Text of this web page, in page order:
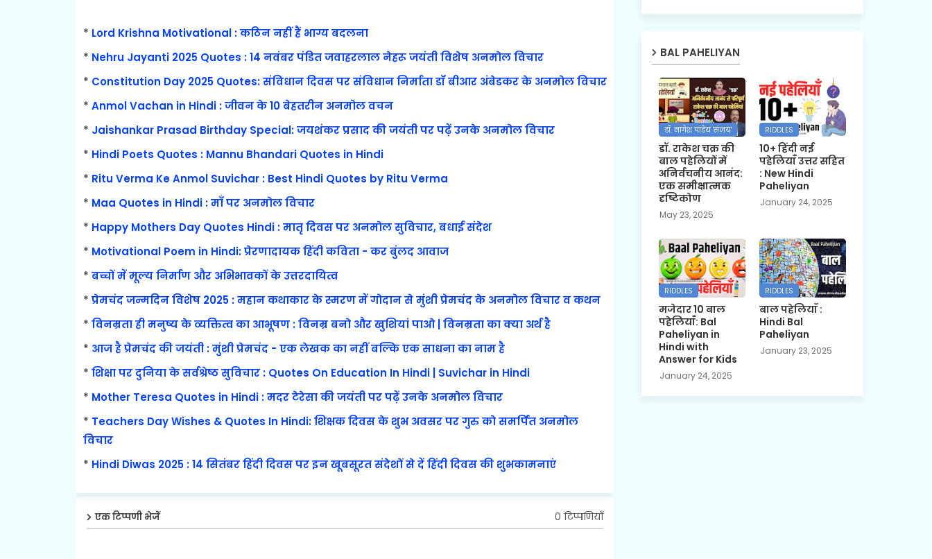
* Lord Krishna Motivational : कठिन नहीं हैं भाग्य बदलना
* Nehru Jayanti 2025 Quotes : 14 नवंबर पंडित जवाहरलाल नेहरू जयंती विशेष अनमोल विचार
* Constitution Day 2025 Quotes: संविधान दिवस पर संविधान निर्माता डॉ बीआर अंबेडकर के अनमोल विचार
* Anmol Vachan in Hindi : जीवन के 10 बेहतरीन अनमोल वचन
* Jaishankar Prasad Birthday Special: जयशंकर प्रसाद की जयंती पर पढ़ें उनके अनमोल विचार
* Hindi Poets Quotes : Mannu Bhandari Quotes in Hindi
* Ritu Verma Ke Anmol Suvichar : Best Hindi Quotes by Ritu Verma
* Maa Quotes in Hindi : माँ पर अनमोल विचार
* Happy Mothers Day Quotes Hindi : मातृ दिवस पर अनमोल सुविचार, बधाई संदेश
* Motivational Poem in Hindi: प्रेरणादायक हिंदी कविता - कर बुंलद आवाज
* बच्चों में मूल्य निर्माण और अभिभावकों के उत्तरदायित्व
* प्रेमचंद जन्मदिन विशेष 2025 : महान कथाकार के स्मरण में गोदान से मुंशी प्रेमचंद के अनमोल विचार व कथन
* विनम्रता ही मनुष्य के व्यक्तित्व का आभूषण : विनम्र बनो और खुशियां पाओ | विनम्रता का क्या अर्थ है
* आज है प्रेमचंद की जयंती : मुंशी प्रेमचंद - एक लेखक का नहीं बल्कि एक साधना का नाम है
* शिक्षा पर दुनिया के सर्वश्रेष्ठ सुविचार : Quotes On Education In Hindi | Suvichar in Hindi
* Mother Teresa Quotes in Hindi : मदर टेरेसा की जयंती पर पढ़ें उनके अनमोल विचार
* Teachers Day Wishes & Quotes In Hindi: शिक्षक दिवस के शुभ अवसर पर गुरु को समर्पित अनमोल
विचार
* Hindi Diwas 2025 : 14 सितंबर हिंदी दिवस पर इन खूबसूरत संदेशों से दें हिंदी दिवस की शुभकामनाएं
एक टिप्पणी भेजें 0 टिप्पणियाँ
BAL PAHELIYAN
डॉ. नागेश पांडेय 'संजय'
डॉ. राकेश चक्र की
बाल पहेलियों में
अनिर्वचनीय आनंद:
एक समीक्षात्मक
दृष्टिकोण
May 23, 2025
RIDDLES
10+ हिंदी नई
पहेलियाँ उत्तर सहित
: New Hindi
Paheliyan
January 24, 2025
RIDDLES
मजेदार 10 बाल
पहेलियाँ: Bal
Paheliyan in
Hindi with
Answer for Kids
January 24, 2025
RIDDLES
बाल पहेलियाँ :
Hindi Bal
Paheliyan
January 23, 2025